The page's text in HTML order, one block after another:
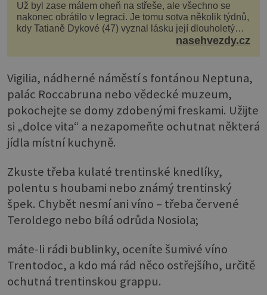
Už byl zase málem oheň na střeše, ale všechno se
nakonec obrátilo v legraci. Je tomu sotva několik týdnů,
kdy Tatianě Dykové (47) vyznal lásku její dlouholetý
kolega a kamarád. Lidé si hned mysleli, ž...nasehvezdy.cz
Vigilia, nádherné náměstí s fontánou Neptuna,
palác Roccabruna nebo vědecké muzeum,
pokochejte se domy zdobenými freskami. Užijte
si „dolce vita“ a nezapomeňte ochutnat některá
jídla místní kuchyně.
Zkuste třeba kulaté trentinské knedlíky,
polentu s houbami nebo známý trentinský
špek. Chybět nesmí ani víno – třeba červené
Teroldego nebo bílá odrůda Nosiola;
máte-li rádi bublinky, oceníte šumivé víno
Trentodoc, a kdo má rád něco ostřejšího, určitě
ochutná trentinskou grappu.